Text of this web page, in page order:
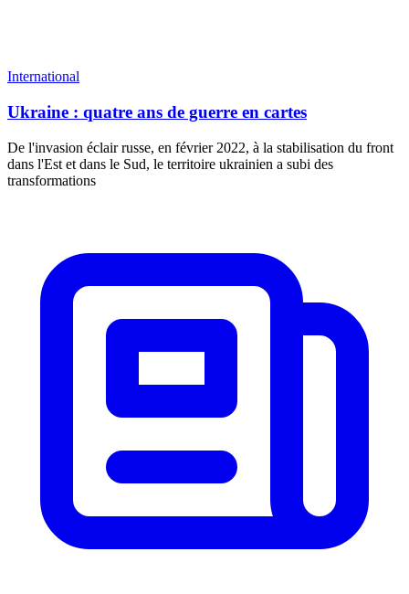
International
Ukraine : quatre ans de guerre en cartes
De l'invasion éclair russe, en février 2022, à la stabilisation du front
dans l'Est et dans le Sud, le territoire ukrainien a subi des
transformations